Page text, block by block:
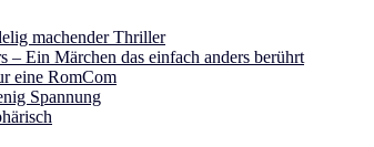
machender Thriller
– Ein Märchen das einfach anders berührt
eine RomCom
Spannung